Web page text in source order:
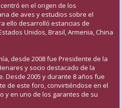
en el origen de los
de aves y estudios sobre el
ello desarrolló estancias de
Unidos, Brasil, Armenia, China
desde 2008 fue Presidente de la
y socio destacado de la
Desde 2005 y durante 8 años fue
de este foro, convirtiéndose en el
y en uno de los garantes de su